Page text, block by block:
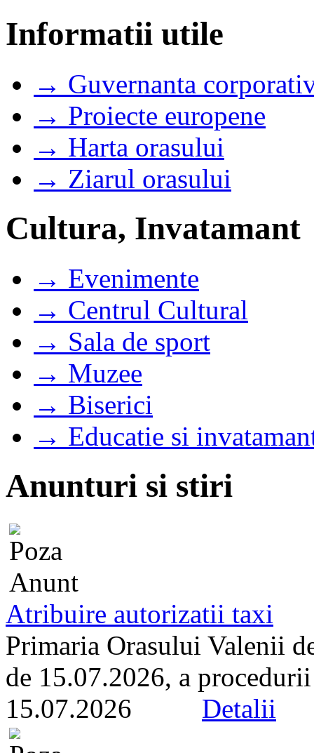
Informatii utile
→ Guvernanta
→ Proiecte europene
→ Harta orasului
→ Ziarul orasului
Cultura, Invatamant
→ Evenimente
→ Centrul Cultural
→ Sala de sport
→ Muzee
→ Biserici
→ Educatie si
Anunturi si stiri
Atribuire autorizatii taxi
Primaria Orasului Valenii
de 15.07.2026, a
15.07.2026 Detalii